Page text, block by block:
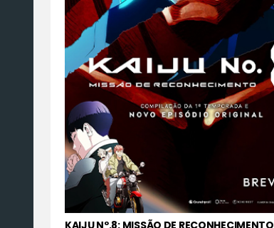
KAIJU Nº.8: MISSÃO DE RECONHECIMENTO